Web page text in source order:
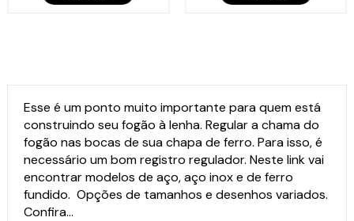
Esse é um ponto muito importante para quem está
construindo seu fogão à lenha. Regular a chama do
fogão nas bocas de sua chapa de ferro. Para isso, é
necessário um bom registro regulador. Neste link vai
encontrar modelos de aço, aço inox e de ferro
fundido. Opções de tamanhos e desenhos variados.
Confira...